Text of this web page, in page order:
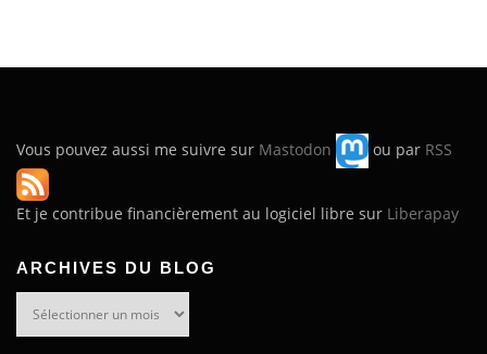
Vous pouvez aussi me suivre sur Mastodon ou par RSS
Et je contribue financièrement au logiciel libre sur Liberapay
ARCHIVES DU BLOG